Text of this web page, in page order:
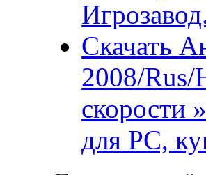
Скачать
2008/
скорости
для PC,